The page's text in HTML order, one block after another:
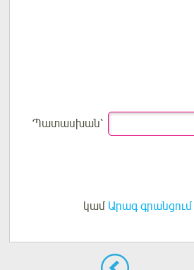
Պատասխան՝
կամ Արագ գրանցում